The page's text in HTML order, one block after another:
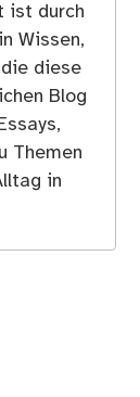
ist durch
Wissen,
diese
Blog
Themen
in